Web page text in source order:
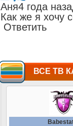
Аня4 года
Как же я хочу
Ответить
ВСЕ ТВ